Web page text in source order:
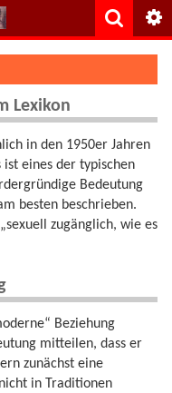
Lexikon
in den 1950er Jahren
ist eines der typischen
Bedeutung
besten beschrieben.
zugänglich, wie es
Beziehung
mitteilen, dass er
zunächst eine
in Traditionen